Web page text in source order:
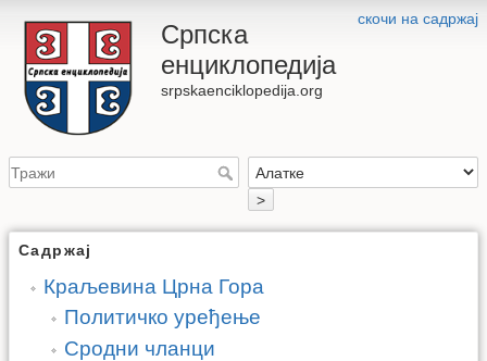
скочи на садржај
Српска
енциклопедија
srpskaenciklopedija.org
>
Садржај
Краљевина Црна Гора
Политичко уређење
Сродни чланци